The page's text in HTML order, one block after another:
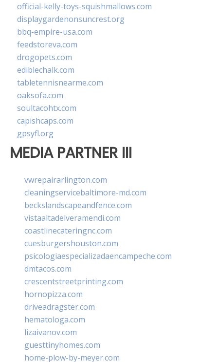
official-kelly-toys-squishmallows.com
displaygardenonsuncrest.org
bbq-empire-usa.com
feedstoreva.com
drogopets.com
ediblechalk.com
tabletennisnearme.com
oaksofa.com
soultacohtx.com
capishcaps.com
gpsyfl.org
MEDIA PARTNER III
vwrepairarlington.com
cleaningservicebaltimore-md.com
beckslandscapeandfence.com
vistaaltadelveramendi.com
coastlinecateringnc.com
cuesburgershouston.com
psicologiaespecializadaencampeche.com
dmtacos.com
crescentstreetprinting.com
hornopizza.com
driveadragster.com
hematologa.com
lizaivanov.com
guesttinyhomes.com
home-plow-by-meyer.com